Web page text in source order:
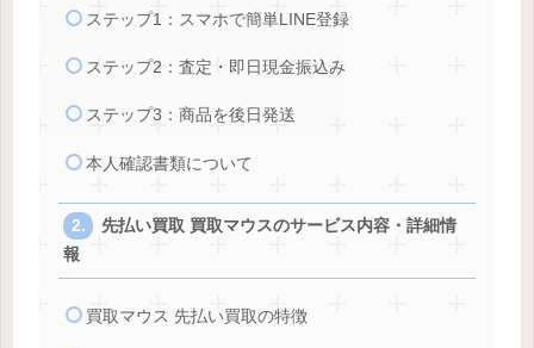
ステップ1：スマホで簡単LINE登録
ステップ2：査定・即日現金振込み
ステップ3：商品を後日発送
本人確認書類について
先払い買取 買取マウスのサービス内容・詳細情
報
買取マウス 先払い買取の特徴